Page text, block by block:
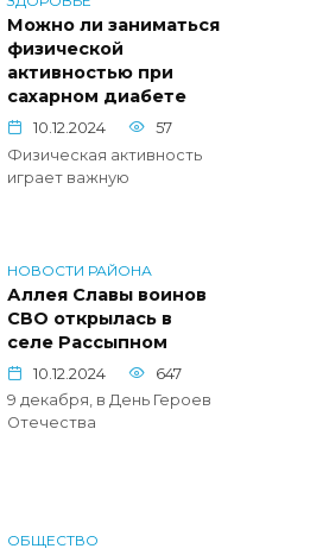
Можно ли заниматься
физической
активностью при
сахарном диабете
10.12.2024
57
Физическая активность
играет важную
НОВОСТИ РАЙОНА
Аллея Славы воинов
СВО открылась в
селе Рассыпном
10.12.2024
647
9 декабря, в День Героев
Отечества
ОБЩЕСТВО